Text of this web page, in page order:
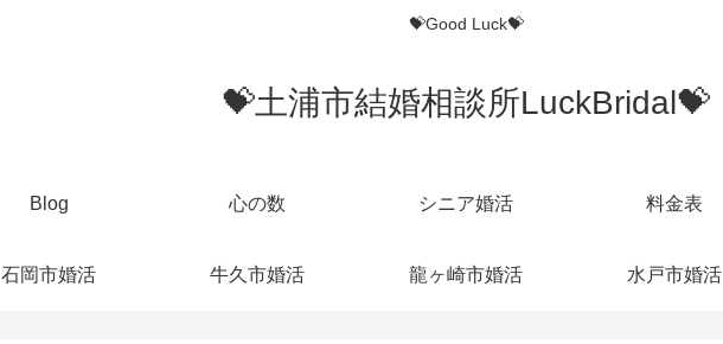
💝Good Luck💝
💝土浦市結婚相談所LuckBridal💝
Blog 心の数 シニア婚活 料金表
石岡市婚活 牛久市婚活 龍ヶ崎市婚活 水戸市婚活